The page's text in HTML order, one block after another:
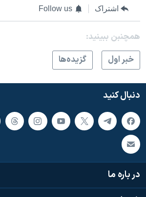
اشتراک Follow us
همچنبن ببینید:
خبر اول
گزيده‌ها
دنبال کنید
در باره ما